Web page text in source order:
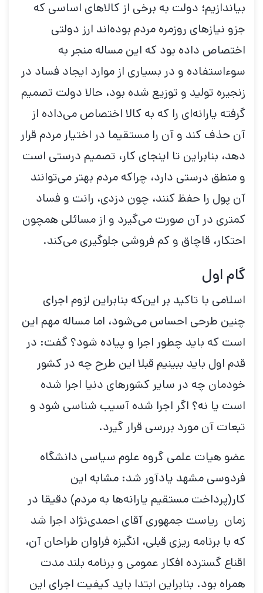
بیاندازیم؛ دولت به برخی از کالاهای اساسی که
جزو نیازهای روزمره مردم بوده‌اند ارز دولتی
اختصاص داده بود که این مساله منجر به
سوءاستفاده و در بسیاری از موارد ایجاد فساد در
زنجیره تولید و توزیع شده بود، حالا دولت تصمیم
گرفته یارانه‌ای را که به کالا اختصاص می‌داده از
آن حذف کند و آن را مستقیما در اختیار مردم قرار
دهد، بنابراین تا اینجای کار، تصمیم درستی است
و منطق درستی دارد، چراکه مردم بهتر می‌توانند
آن پول را حفظ کنند، چون دزدی، رانت و فساد
کمتری در آن صورت می‌گیرد و از مسائلی همچون
احتکار، قاچاق و کم فروشی جلوگیری می‌کند.
گام اول
اسلامی با تاکید بر این‌که بنابراین لزوم اجرای
چنین طرحی احساس می‌شود، اما مساله مهم این
است که باید چطور اجرا و پیاده شود؟ گفت: در
قدم اول باید ببینیم قبلا این طرح چه در کشور
خودمان چه در سایر کشورهای دنیا اجرا شده
است یا نه؟ اگر اجرا شده آسیب شناسی شود و
تبعات آن مورد بررسی قرار گیرد.
عضو هیات علمی گروه علوم سیاسی دانشگاه
فردوسی مشهد یادآور شد: مشابه این
کار(پرداخت مستقیم یارانه‌ها به مردم) دقیقا در
زمان ریاست جمهوری آقای احمدی‌نژاد اجرا شد
که با برنامه ریزی قبلی، انگیزه فراوان طراحان آن،
اقناع گسترده افکار عمومی و برنامه بلند مدت
همراه بود. بنابراین ابتدا باید کیفیت اجرای این